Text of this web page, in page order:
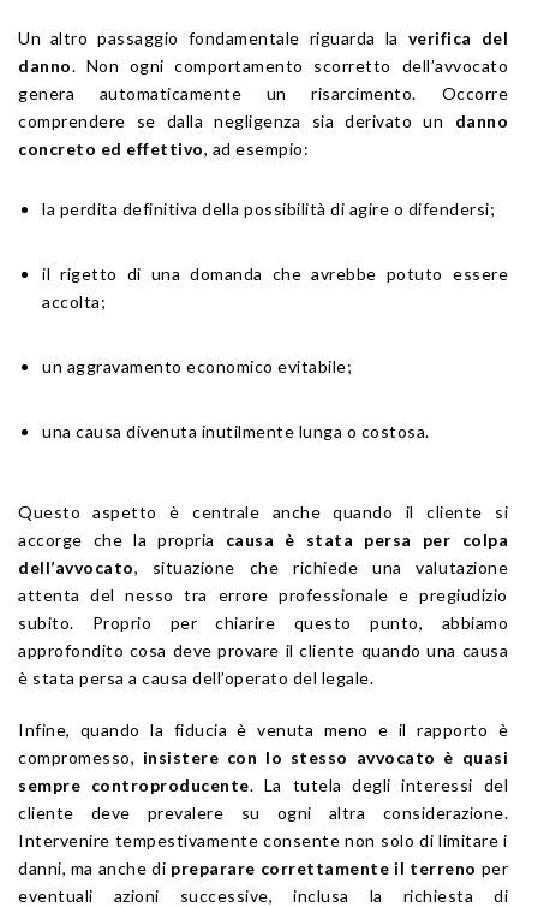
Un altro passaggio fondamentale riguarda la verifica del
danno. Non ogni comportamento scorretto dell’avvocato
genera automaticamente un risarcimento. Occorre
comprendere se dalla negligenza sia derivato un danno
concreto ed effettivo, ad esempio:
la perdita definitiva della possibilità di agire o difendersi;
il rigetto di una domanda che avrebbe potuto essere
accolta;
un aggravamento economico evitabile;
una causa divenuta inutilmente lunga o costosa.
Questo aspetto è centrale anche quando il cliente si
accorge che la propria causa è stata persa per colpa
dell’avvocato, situazione che richiede una valutazione
attenta del nesso tra errore professionale e pregiudizio
subito. Proprio per chiarire questo punto, abbiamo
approfondito cosa deve provare il cliente quando una causa
è stata persa a causa dell’operato del legale.
Infine, quando la fiducia è venuta meno e il rapporto è
compromesso, insistere con lo stesso avvocato è quasi
sempre controproducente. La tutela degli interessi del
cliente deve prevalere su ogni altra considerazione.
Intervenire tempestivamente consente non solo di limitare i
danni, ma anche di preparare correttamente il terreno per
eventuali azioni successive, inclusa la richiesta di